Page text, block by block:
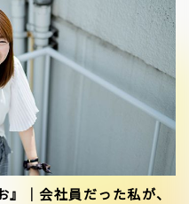
｜会社員だった私が、